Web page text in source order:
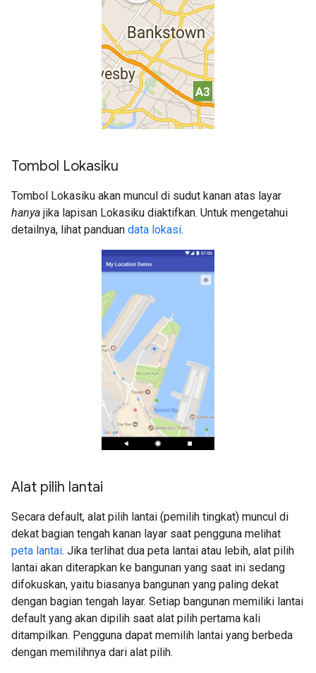
Tombol Lokasiku
Tombol Lokasiku akan muncul di sudut kanan atas layar
hanya jika lapisan Lokasiku diaktifkan. Untuk mengetahui
detailnya, lihat panduan data lokasi.
Alat pilih lantai
Secara default, alat pilih lantai (pemilih tingkat) muncul di
dekat bagian tengah kanan layar saat pengguna melihat
peta lantai. Jika terlihat dua peta lantai atau lebih, alat pilih
lantai akan diterapkan ke bangunan yang saat ini sedang
difokuskan, yaitu biasanya bangunan yang paling dekat
dengan bagian tengah layar. Setiap bangunan memiliki lantai
default yang akan dipilih saat alat pilih pertama kali
ditampilkan. Pengguna dapat memilih lantai yang berbeda
dengan memilihnya dari alat pilih.